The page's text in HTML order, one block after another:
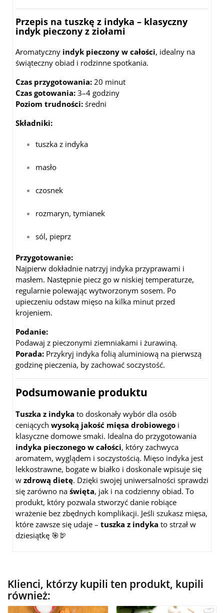
Przepis na tuszkę z indyka – klasyczny
indyk pieczony z ziołami
Aromatyczny indyk pieczony w całości, idealny na
świąteczny obiad i rodzinne spotkania.
Czas przygotowania: 20 minut
Czas gotowania: 3–4 godziny
Poziom trudności: średni
Składniki:
tuszka z indyka
masło
czosnek
rozmaryn, tymianek
sól, pieprz
Przygotowanie:
Najpierw dokładnie natrzyj indyka przyprawami i
masłem. Następnie piecz go w niskiej temperaturze,
regularnie polewając wytworzonym sosem. Po
upieczeniu odstaw mięso na kilka minut przed
krojeniem.
Podanie:
Podawaj z pieczonymi ziemniakami i żurawiną.
Porada: Przykryj indyka folią aluminiową na pierwszą
godzinę pieczenia, by zachować soczystość.
Podsumowanie produktu
Tuszka z indyka to doskonały wybór dla osób
ceniących wysoką jakość mięsa drobiowego i
klasyczne domowe smaki. Idealna do przygotowania
indyka pieczonego w całości, który zachwyca
aromatem, wyglądem i soczystością. Mięso indyka jest
lekkostrawne, bogate w białko i doskonale wpisuje się
w zdrową dietę. Dzięki swojej uniwersalności sprawdzi
się zarówno na święta, jak i na codzienny obiad. To
produkt, który pozwala stworzyć danie robiące
wrażenie bez zbędnych komplikacji. Jeśli szukasz mięsa,
które zawsze się udaje – tuszka z indyka to strzał w
dziesiątkę 🎯🦃
Klienci, którzy kupili ten produkt, kupili
również: